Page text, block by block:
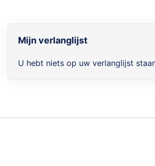
Mijn verlanglijst
U hebt niets op uw verlanglijst